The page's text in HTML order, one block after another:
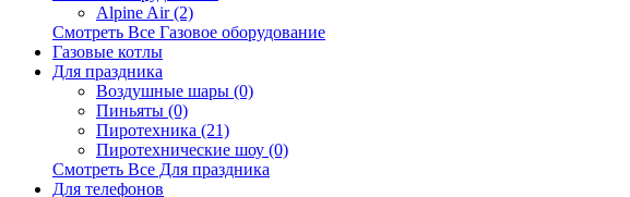
Alpine Air (2)
Смотреть Все Газовое оборудование
Газовые котлы
Для праздника
Воздушные шары (0)
Пиньяты (0)
Пиротехника (21)
Пиротехнические шоу (0)
Смотреть Все Для праздника
Для телефонов